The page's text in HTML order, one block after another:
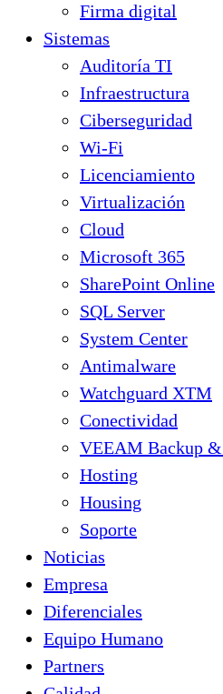
Firma digital
Sistemas
Auditoría TI
Infraestructura
Ciberseguridad
Wi-Fi
Licenciamiento
Virtualización
Cloud
Microsoft 365
SharePoint Online
SQL Server
System Center
Antimalware
Watchguard XTM
Conectividad
VEEAM Backup
Hosting
Housing
Soporte
Noticias
Empresa
Diferenciales
Equipo Humano
Partners